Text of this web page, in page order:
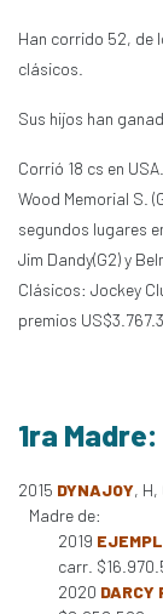
Han corrido 52, de
clásicos.
Sus hijos han
Corrió 18 cs en
Wood Memorial S.
segundos lugares
Jim Dandy(G2) y
Clásicos: Jockey
premios
1ra Madre:
2015 DYNAJOY, H,
Madre de:
2019
carr.
2020 DARCY